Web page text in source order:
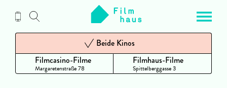
Inhalt
Filmcasino-Filme
Margaretenstraße 78
Beide Kinos
Filmhaus-Filme
Spittelberggasse 3